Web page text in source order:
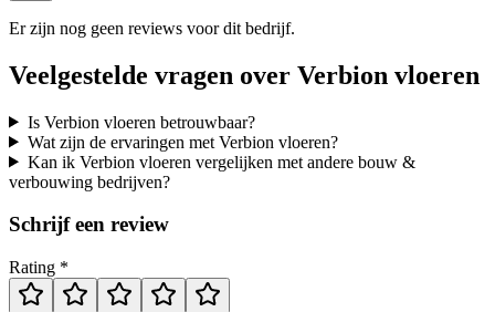
Er zijn nog geen reviews voor dit bedrijf.
Veelgestelde vragen over Verbion vloeren
Is Verbion vloeren betrouwbaar?
Wat zijn de ervaringen met Verbion vloeren?
Kan ik Verbion vloeren vergelijken met andere bouw &
verbouwing bedrijven?
Schrijf een review
Rating *